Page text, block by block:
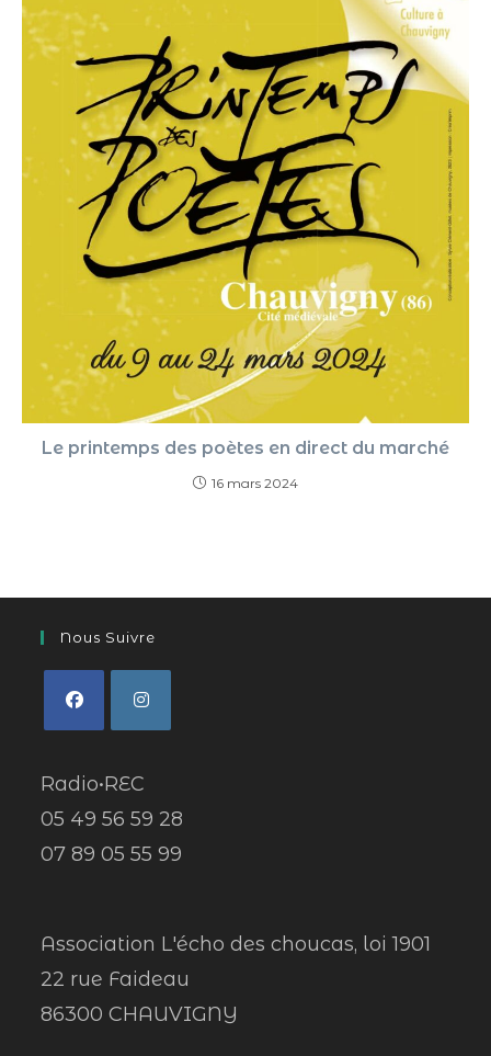
Le printemps des poètes en direct du marché
16 mars 2024
Nous Suivre
Radio•REC
05 49 56 59 28
07 89 05 55 99
Association L'écho des choucas, loi 1901
22 rue Faideau
86300 CHAUVIGNY